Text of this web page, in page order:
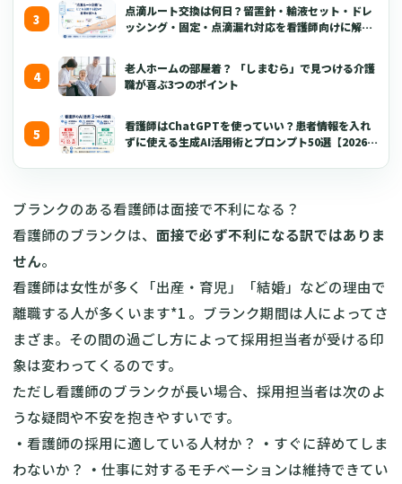
点滴ルート交換は何日？留置針・輸液セット・ドレ
ッシング・固定・点滴漏れ対応を看護師向けに解説
老人ホームの部屋着？ 「しまむら」で見つける介護
職が喜ぶ3つのポイント
看護師はChatGPTを使っていい？患者情報を入れ
ずに使える生成AI活用術とプロンプト50選【2026年
ブランクのある看護師は面接で不利になる？
看護師のブランクは、 面接で必ず不利になる訳ではありま
せん。
看護師は女性が多く「出産・育児」「結婚」などの理由で
離職する人が多くいます*1 。ブランク期間は人によってさ
まざま。その間の過ごし方によって採用担当者が受ける印
象は変わってくるのです。
ただし看護師のブランクが長い場合、採用担当者は次のよ
うな疑問や不安を抱きやすいです。
・ 看護師の採用に適している人材か？ ・ すぐに辞めてしま
わないか？ ・ 仕事に対するモチベーションは維持できてい